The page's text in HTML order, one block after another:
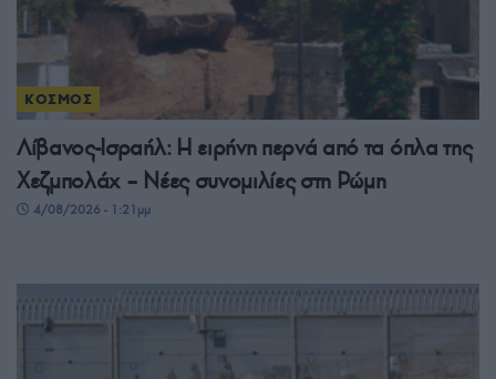
ΚΟΣΜΟΣ
Λίβανος-Ισραήλ: Η ειρήνη περνά από τα όπλα της
Χεζμπολάχ – Νέες συνομιλίες στη Ρώμη
4/08/2026 - 1:21μμ